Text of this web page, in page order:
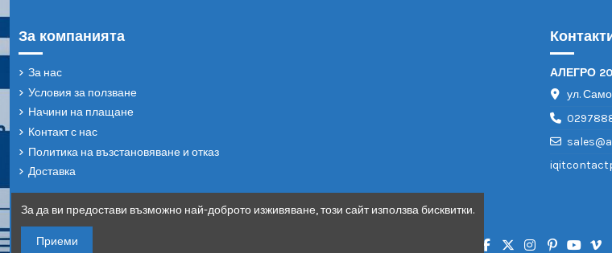
За компанията
За нас
Условия за ползване
Начини на плащане
Контакт с нас
Политика на възстановяване и отказ
Доставка
АЛЕГРО
ул.
За да ви предостави възможно най-доброто изживяване, този сайт използва бисквитки.
Приеми